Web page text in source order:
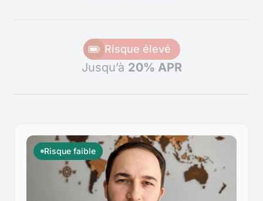
Risque élevé
Jusqu’à 20% APR
Risque faible